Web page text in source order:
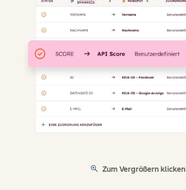
Zum Vergrößern klicken